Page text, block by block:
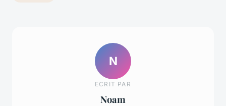
N
ECRIT PAR
Noam